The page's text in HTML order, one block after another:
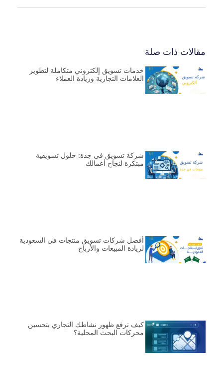
مقالات ذات صلة
خدمات تسويق إلكتروني متكاملة لتطوير
العلامات التجارية وزيادة العملاء
شركة تسويق في جدة: حلول تسويقية
مبتكرة لنجاح أعمالك
أفضل شركات تسويق منتجات في السعودية
لزيادة المبيعات والأرباح
كيف ترفع ظهور نشاطك التجاري بتحسين
محركات البحث المحلية؟